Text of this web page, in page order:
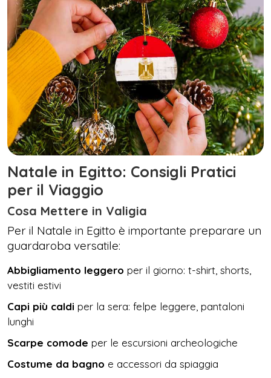
Natale in Egitto: Consigli Pratici
per il Viaggio
Cosa Mettere in Valigia
Per il Natale in Egitto è importante preparare un
guardaroba versatile:
Abbigliamento leggero per il giorno: t-shirt, shorts,
vestiti estivi
Capi più caldi per la sera: felpe leggere, pantaloni
lunghi
Scarpe comode per le escursioni archeologiche
Costume da bagno e accessori da spiaggia